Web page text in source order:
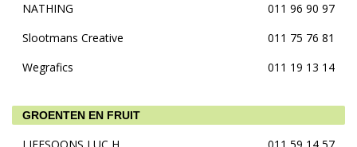
NATHING
011 96 90 97
Slootmans Creative
011 75 76 81
Wegrafics
011 19 13 14
GROENTEN EN FRUIT